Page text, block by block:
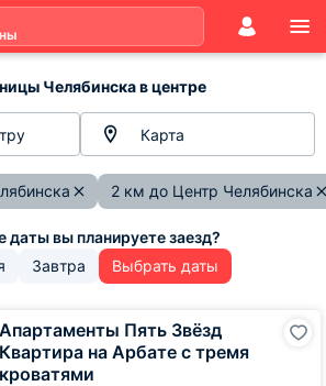
Челябинска в центре
Карта
2 км до Центр Челябинска
Завтра Выбрать даты
Апартаменты Пять Звёзд
Квартира на Арбате с тремя
кроватями